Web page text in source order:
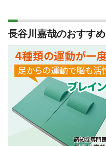
長谷川嘉哉のおすすめ